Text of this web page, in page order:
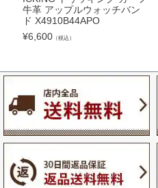
牛革 アップルウォッチバン
ド X4910B44APO
¥6,600 （税込）